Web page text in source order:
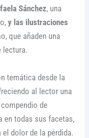
Sánchez, una
y las ilustraciones
que añaden una
lectura.
temática desde la
al lector una
de
en todas sus facetas,
dolor de la pérdida.